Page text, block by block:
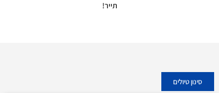
תייר!
סינון טיולים